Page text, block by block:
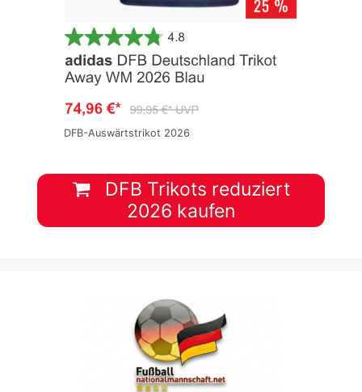
DFB-Auswärtstrikot 2026
DFB Trikots reduziert
2026 kaufen